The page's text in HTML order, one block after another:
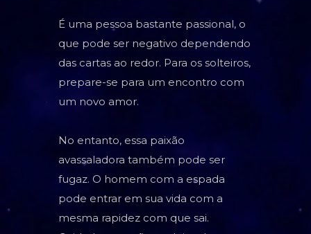
É uma pessoa bastante passional, o
que pode ser negativo dependendo
das cartas ao redor. Para os solteiros,
prepare-se para um encontro com
um novo amor.
No entanto, essa paixão
avassaladora também pode ser
fugaz. O homem com a espada
pode entrar em sua vida com a
mesma rapidez com que sai.